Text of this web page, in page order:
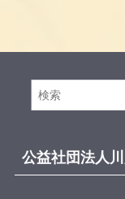
展に繋がる絆を
師にお迎えし、
ーマにご講演い
践から、これか
✔ 他業種の経営
公益社団法人